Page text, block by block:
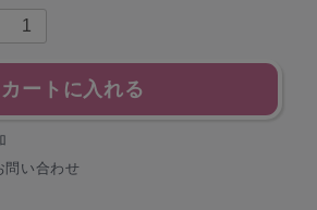
カートに入れる
問い合わせ